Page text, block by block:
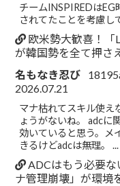
チームINSPIREDは
されてたことを考慮し
欧米勢大歓喜！「
が韓国勢を全て押さ
名もなき忍び
2026.07.21
マナ枯れてスキル使え
ょうがないね。 adcに
効いていると思う。メ
きるけどadcは無理。 ...
ADCはもう必要な
ナ管理崩壊」が環境